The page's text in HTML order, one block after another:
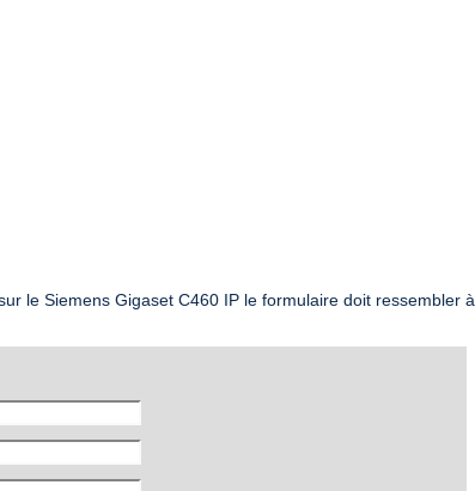
le Siemens Gigaset C460 IP le formulaire doit ressembler à